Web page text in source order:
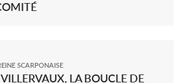
SCARPONAISE
LA BOUCLE DE